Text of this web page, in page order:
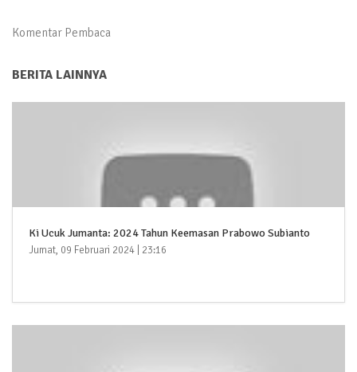
Komentar Pembaca
BERITA LAINNYA
Ki Ucuk Jumanta: 2024 Tahun Keemasan Prabowo Subianto
Jumat, 09 Februari 2024 | 23:16